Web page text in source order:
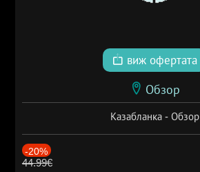
виж офертата
Обзор
Казабланка - Обзор
-20%
44.99€